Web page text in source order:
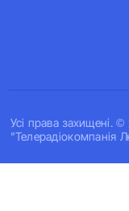
Усi права захищенi.
"Телерадіокомпанія